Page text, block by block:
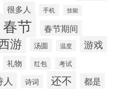
很多人 手机 技能
春节 春节期间
游 汤圆 温度 游戏
礼物 红包 考试
人 诗词 还不 都是